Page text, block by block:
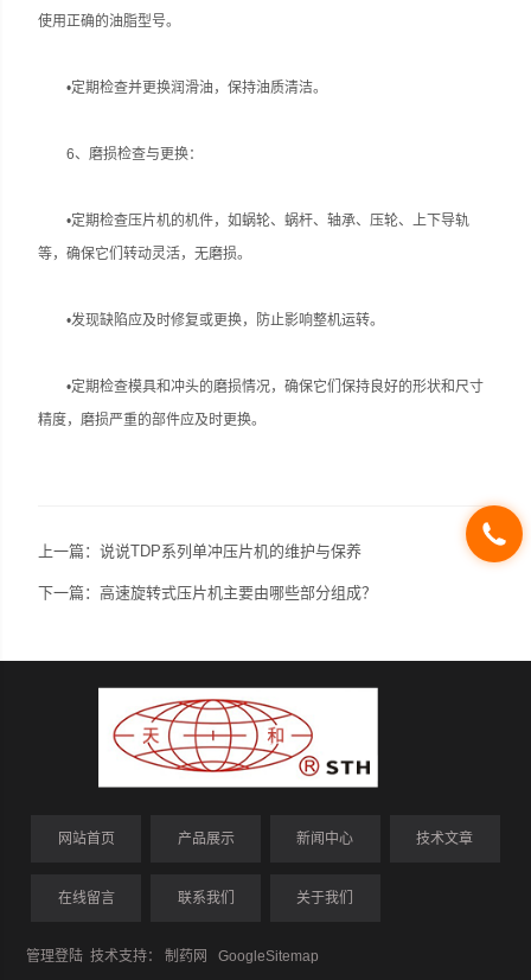
使用正确的油脂型号‌。
•定期检查并更换润滑油，保持油质清洁‌。
‌6、磨损检查与更换‌：
•定期检查压片机的机件，如蜗轮、蜗杆、轴承、压轮、上下导轨
等，确保它们转动灵活，无磨损‌。
•发现缺陷应及时修复或更换，防止影响整机运转‌。
•定期检查模具和冲头的磨损情况，确保它们保持良好的形状和尺寸
精度，磨损严重的部件应及时更换‌。
上一篇：说说TDP系列单冲压片机的维护与保养
下一篇：高速旋转式压片机主要由哪些部分组成？
网站首页 产品展示 新闻中心 技术文章
在线留言 联系我们 关于我们
管理登陆 技术支持：制药网 GoogleSitemap